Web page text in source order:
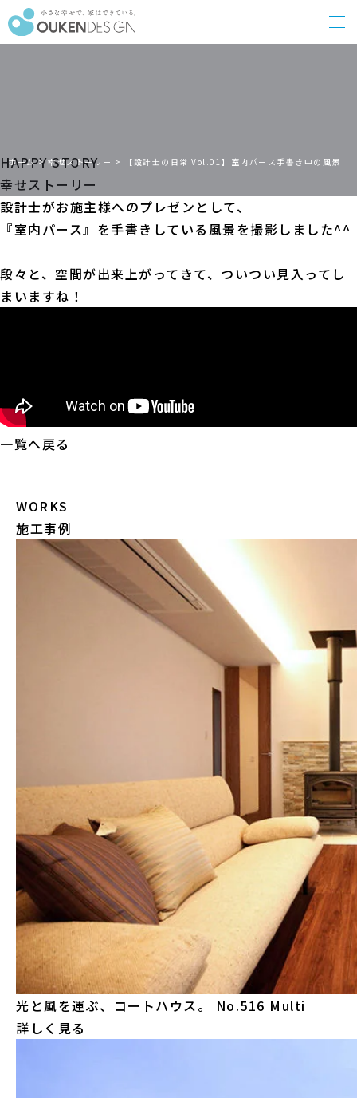
ホーム>幸せストーリー > 【設計士の日常 Vol.01】室内パース手書き中の風景
HAPPY STORY
幸せストーリー
設計士がお施主様へのプレゼンとして、
『室内パース』を手書きしている風景を撮影しました^^
段々と、空間が出来上がってきて、ついつい見入ってし
まいますね！
一覧へ戻る
WORKS
施工事例
光と風を運ぶ、コートハウス。
No.516 Multi
詳しく見る